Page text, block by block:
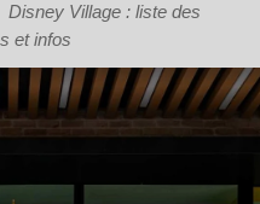
Disney Village : liste des
et infos